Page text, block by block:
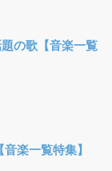
の歌【音楽一覧
楽一覧特集】